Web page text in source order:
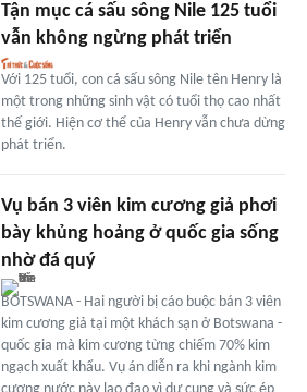
Tận mục cá sấu sông Nile 125 tuổi
vẫn không ngừng phát triển
Với 125 tuổi, con cá sấu sông Nile tên Henry là
một trong những sinh vật có tuổi thọ cao nhất
thế giới. Hiện cơ thể của Henry vẫn chưa dừng
phát triển.
Vụ bán 3 viên kim cương giả phơi
bày khủng hoảng ở quốc gia sống
nhờ đá quý
BOTSWANA - Hai người bị cáo buộc bán 3 viên
kim cương giả tại một khách sạn ở Botswana -
quốc gia mà kim cương từng chiếm 70% kim
ngạch xuất khẩu. Vụ án diễn ra khi ngành kim